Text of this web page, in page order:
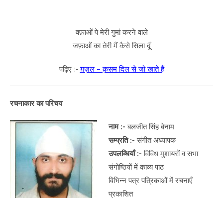
वफ़ाओं पे मेरी गुमां करने वाले
जफ़ाओं का तेरी मैं कैसे सिला दूँ
पढ़िए :-ग़ज़ल – क़सम दिल से जो खाते हैं
रचनाकार का परिचय
नाम :- बलजीत सिंह बेनाम
सम्प्रति :- संगीत अध्यापक
उपलब्धियाँ :- विविध मुशायरों व सभा
संगोष्ठियों में काव्य पाठ
विभिन्न पत्र पत्रिकाओं में रचनाएँ
प्रकाशित